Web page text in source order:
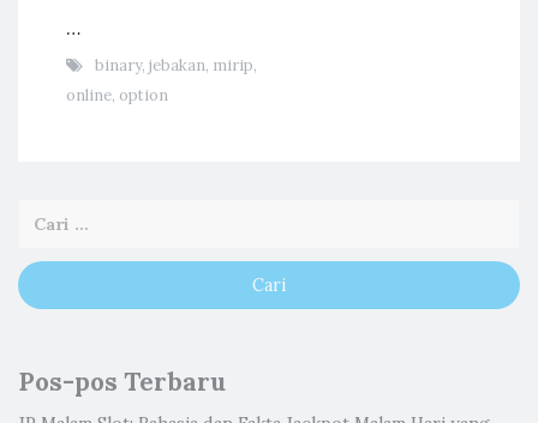
…
binary, jebakan, mirip,
online, option
Pos-pos Terbaru